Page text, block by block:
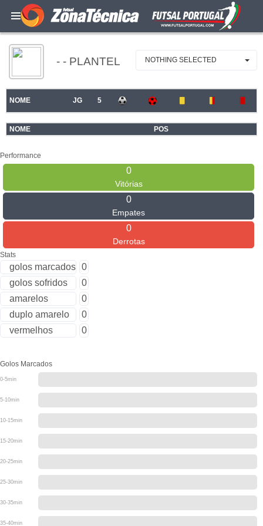
- - PLANTEL NOTHING SELECTED
NOME JG 5
NOME POS
Performance
0
Vitórias
0
Empates
0
Derrotas
Stats
golos marcados 0
golos sofridos
0
amarelos
0
duplo amarelo
0
vermelhos
0
Golos Marcados
0-5min
5-10min
10-15min
15-20min
20-25min
25-30min
30-35min
35-40min